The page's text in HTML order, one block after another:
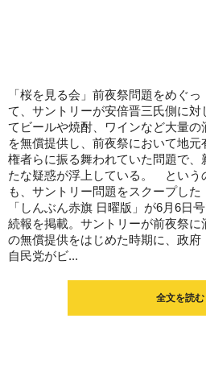
「桜を見る会」前夜祭問題をめぐっ
て、サントリーが安倍晋三氏側に対
てビールや焼酎、ワインなど大量の
を無償提供し、前夜祭において地元
権者らに振る舞われていた問題で、
たな疑惑が浮上している。 という
も、サントリー問題をスクープした
「しんぶん赤旗 日曜版」が6月6日
続報を掲載。サントリーが前夜祭に
の無償提供をはじめた時期に、政府
自民党がビ...
全文を読む